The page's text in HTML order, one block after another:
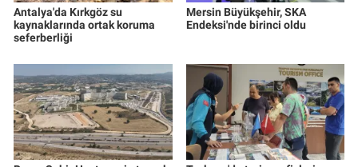
Antalya'da Kırkgöz su
kaynaklarında ortak koruma
seferberliği
Mersin Büyükşehir, SKA
Endeksi'nde birinci oldu